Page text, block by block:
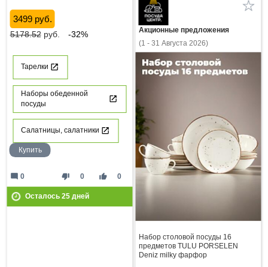
3499 руб.
5178.52руб. -32%
Тарелки
Наборы обеденной
посуды
Салатницы, салатники
Купить
thumb_down 0 thumb_up 0
mode_comment 0
Осталось 25дней
Акционные предложения
(1 - 31 Августа 2026)
Набор столовой посуды 16
предметов TULU PORSELEN
Deniz milky фарфор